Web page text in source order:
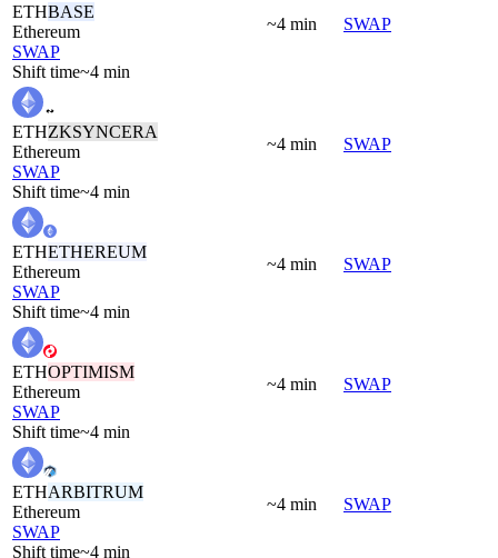
ETHBASE
Ethereum
SWAP
Shift time~4 min
~4 min SWAP
ETHZKSYNCERA
Ethereum
SWAP
Shift time~4 min
~4 min SWAP
ETHETHEREUM
Ethereum
SWAP
Shift time~4 min
~4 min SWAP
ETHOPTIMISM
Ethereum
SWAP
Shift time~4 min
~4 min SWAP
ETHARBITRUM
Ethereum
SWAP
Shift time~4 min
~4 min SWAP